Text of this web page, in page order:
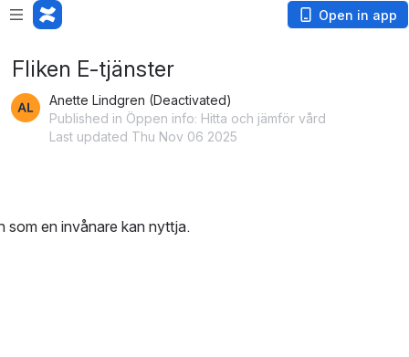
Open in app
Fliken E-tjänster
Anette Lindgren (Deactivated)
Published in Öppen info: Hitta och jämför vård
Last updated Thu Nov 06 2025
som en invånare kan nyttja.